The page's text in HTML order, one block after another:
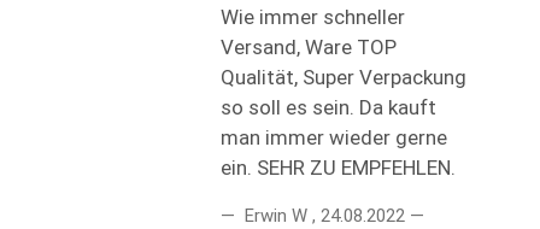
Wie immer schneller
Versand, Ware TOP
Qualität, Super Verpackung
so soll es sein. Da kauft
man immer wieder gerne
ein. SEHR ZU EMPFEHLEN.
Erwin W , 24.08.2022